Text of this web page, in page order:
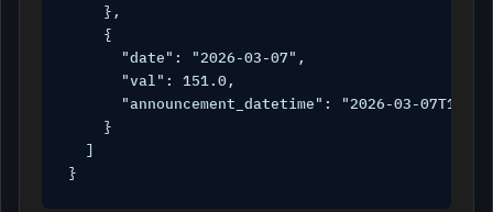
    },
    {
      "date": "2026-03-07",
      "val": 151.0,
"announcement_datetime": "2026-03-
    }
  ]
}